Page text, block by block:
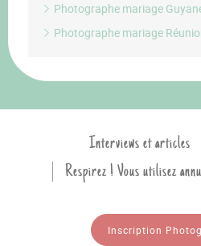
Photographe mariage
Photographe mariage
Interviews et articles
Respirez ! Vous utilisez
Inscription